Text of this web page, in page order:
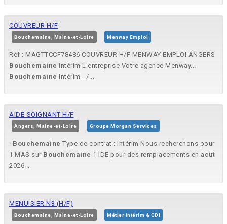
COUVREUR H/F
Bouchemaine, Maine-et-Loire Menway Emploi
Réf : MAGTTCCF78486 COUVREUR H/F MENWAY EMPLOI ANGERS
Bouchemaine Intérim L'entreprise Votre agence Menway...
Bouchemaine Intérim - /...
AIDE-SOIGNANT H/F
Angers, Maine-et-Loire Groupe Morgan Services
: Bouchemaine Type de contrat : Intérim Nous recherchons pour
1 MAS sur Bouchemaine 1 IDE pour des remplacements en août
2026...
MENUISIER N3 (H/F)
Bouchemaine, Maine-et-Loire Métier Intérim & CDI